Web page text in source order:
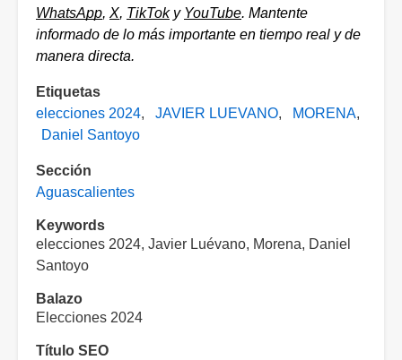
WhatsApp, X, TikTok y YouTube. Mantente
informado de lo más importante en tiempo real y de
manera directa.
Etiquetas
elecciones 2024
JAVIER LUEVANO
MORENA
Daniel Santoyo
Sección
Aguascalientes
Keywords
elecciones 2024, Javier Luévano, Morena, Daniel
Santoyo
Balazo
Elecciones 2024
Título SEO